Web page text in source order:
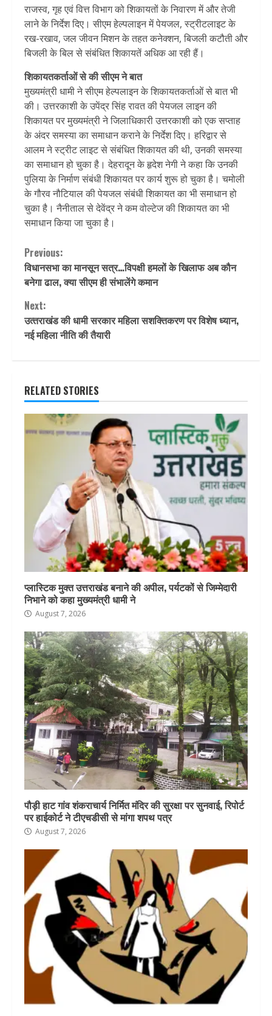
राजस्व, गृह एवं वित्त विभाग को शिकायतों के निवारण में और तेजी
लाने के निर्देश दिए। सीएम हेल्पलाइन में पेयजल, स्ट्रीटलाइट के
रख-रखाव, जल जीवन मिशन के तहत कनेक्शन, बिजली कटौती और
बिजली के बिल से संबंधित शिकायतें अधिक आ रही हैं।
शिकायतकर्ताओं से की सीएम ने बात
मुख्यमंत्री धामी ने सीएम हेल्पलाइन के शिकायतकर्ताओं से बात भी
की। उत्तरकाशी के उपेंद्र सिंह रावत की पेयजल लाइन की
शिकायत पर मुख्यमंत्री ने जिलाधिकारी उत्तरकाशी को एक सप्ताह
के अंदर समस्या का समाधान कराने के निर्देश दिए। हरिद्वार से
आलम ने स्ट्रीट लाइट से संबंधित शिकायत की थी, उनकी समस्या
का समाधान हो चुका है। देहरादून के हृदेश नेगी ने कहा कि उनकी
पुलिया के निर्माण संबंधी शिकायत पर कार्य शुरू हो चुका है। चमोली
के गौरव नौटियाल की पेयजल संबंधी शिकायत का भी समाधान हो
चुका है। नैनीताल से देवेंद्र ने कम वोल्टेज की शिकायत का भी
समाधान किया जा चुका है।
Continue
Reading
Previous:
विधानसभा का मानसून सत्र…विपक्षी हमलों के खिलाफ अब कौन
बनेगा ढाल, क्या सीएम ही संभालेंगे कमान
Next:
उत्‍तराखंड की धामी सरकार महिला सशक्तिकरण पर विशेष ध्यान,
नई महिला नीति की तैयारी
RELATED STORIES
प्लास्टिक मुक्त उत्तराखंड बनाने की अपील, पर्यटकों से जिम्मेदारी
निभाने को कहा मुख्यमंत्री धामी ने
August 7, 2026
पौड़ी हाट गांव शंकराचार्य निर्मित मंदिर की सुरक्षा पर सुनवाई, रिपोर्ट
पर हाईकोर्ट ने टीएचडीसी से मांगा शपथ पत्र
August 7, 2026